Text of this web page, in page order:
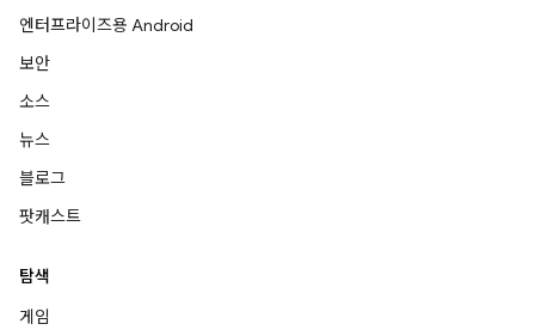
엔터프라이즈용 Android
보안
소스
뉴스
블로그
팟캐스트
탐색
게임